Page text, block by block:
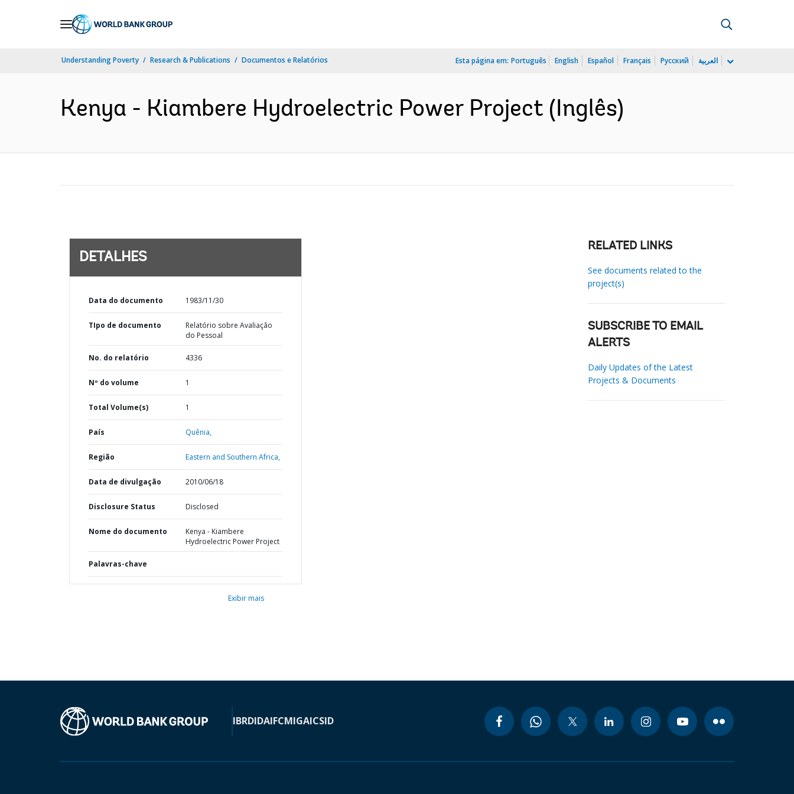
Understanding Poverty Research & Publications Documentos e Relatórios Esta página em: Português English Español Français Русский العربية
Kenya - Kiambere Hydroelectric Power Project (Inglês)
DETALHES
Data do documento 1983/11/30
TIpo de documento
Relatório sobre Avaliação
do Pessoal
No. do relatório 4336
Nº do volume 1
Total Volume(s) 1
País Quênia,
Região Eastern and Southern Africa,
Data de divulgação 2010/06/18
Disclosure Status Disclosed
Nome do documento
Kenya - Kiambere
Hydroelectric Power Project
Palavras-chave
Exibir mais
RELATED LINKS
See documents related to the
project(s)
SUBSCRIBE TO EMAIL
ALERTS
Daily Updates of the Latest
Projects & Documents
IBRDIDAIFCMIGAICSID